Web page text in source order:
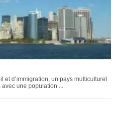
et d’immigration, un pays multiculturel
avec une population ...